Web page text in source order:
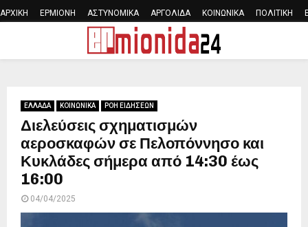
ΑΡΧΙΚΗ ΕΡΜΙΟΝΗ ΑΣΤΥΝΟΜΙΚΑ ΑΡΓΟΛΙΔΑ ΚΟΙΝΩΝΙΚΑ ΠΟΛΙΤΙΚΗ
ΕΛΛΑΔΑ ΚΟΙΝΩΝΙΚΑ ΡΟΗ ΕΙΔΗΣΕΩΝ
Διελεύσεις σχηματισμών
αεροσκαφών σε Πελοπόννησο και
Κυκλάδες σήμερα από 14:30 έως
16:00
04/04/2025